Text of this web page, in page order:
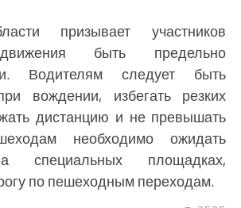
призывает участников
быть предельно
Водителям следует быть
вождении, избегать резких
дистанцию и не превышать
необходимо ожидать
специальных площадках,
по пешеходным переходам.